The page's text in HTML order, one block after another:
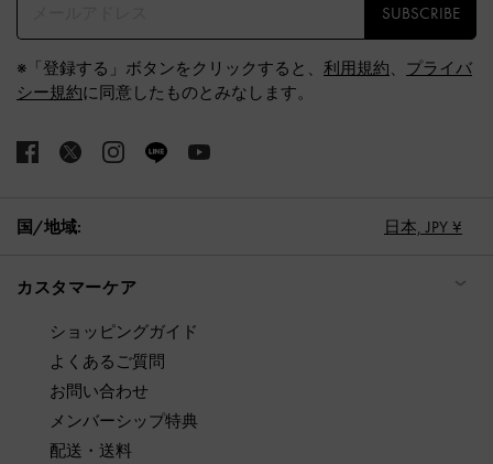
SUBSCRIBE
※「登録する」ボタンをクリックすると、 利用規約、 プライバ
シー規約に同意したものとみなします。
国/地域: 日本, JPY ¥
カスタマーケア
ショッピングガイド
よくあるご質問
お問い合わせ
メンバーシップ特典
配送・送料